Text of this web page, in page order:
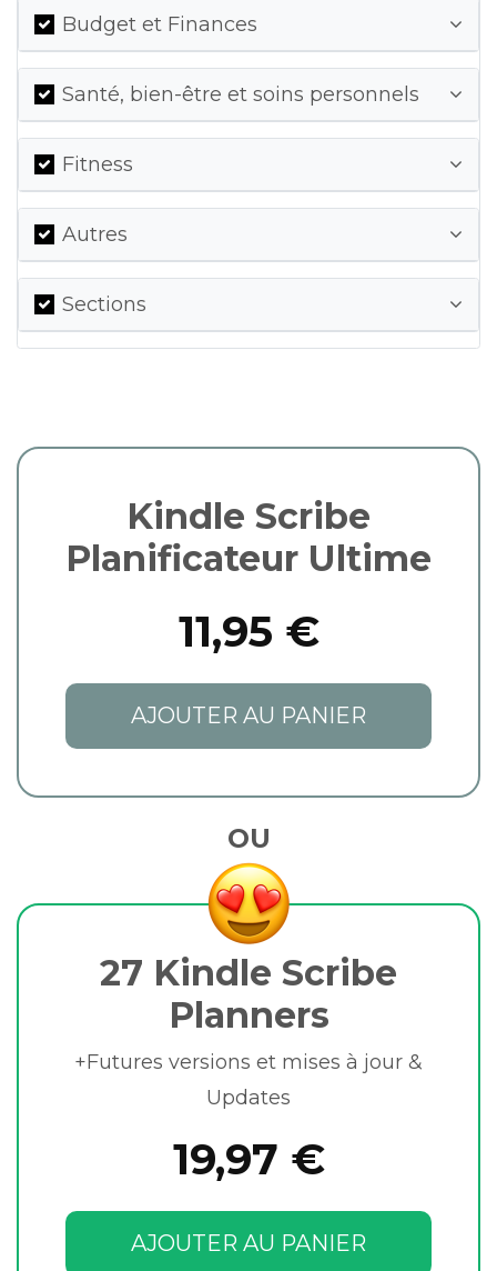
Budget et Finances
Santé, bien-être et soins personnels
Fitness
Autres
Sections
Kindle Scribe
Planificateur Ultime
11,95 €
AJOUTER AU PANIER
OU
27 Kindle Scribe
Planners
+Futures versions et mises à jour &
Updates
19,97 €
AJOUTER AU PANIER